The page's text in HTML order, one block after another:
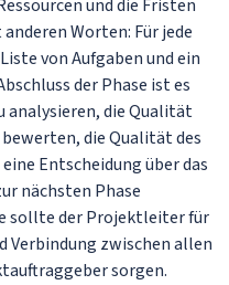
und die Fristen
Worten: Für jede
von Aufgaben und ein
der Phase ist es
analysieren, die Qualität
die Qualität des
Entscheidung über das
nächsten Phase
sollte der Projektleiter für
Verbindung zwischen allen
sorgen.